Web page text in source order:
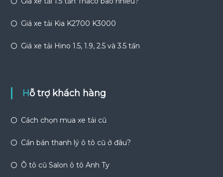
Giá xe tải Kia K2700 K3000
Giá xe tải Hino 1.5, 1.9, 2.5 và 3.5 tấn
Hỗ trợ khách hàng
Cách chọn mua xe tải cũ
Cần bán thanh lý ô tô cũ ở đâu?
Ô tô cũ Salon ô tô Anh Ty